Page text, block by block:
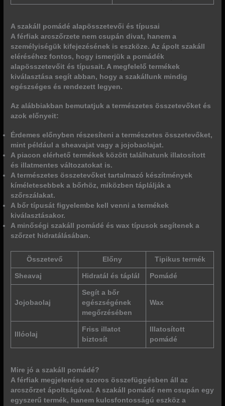
A szakáll pomádé alapösszetevői és típusai
A férfiak arcszőrzete nem csupán divat, hanem a
személyiségük kifejezésének is eszköze. Az ápolt szakáll
eléréséhez fontos, hogy ismerjük a pomádék
alapösszetevőit és típusait. A megfelelő termékek
kiválasztása segít abban, hogy a szakállunk mindig
egészséges és rendezett legyen.
Az alábbiakban bemutatjuk a természetes összetevőket és
azok előnyeit:
Érdemes előnyben részesíteni a természetes összetevőket,
mint például a sheavajat vagy a jojobaolajat.
A piacon elérhető termékek között találhatunk illatosított
és illatmentes változatokat is.
A természetes összetevőket tartalmazó készítmények
kíméletesebbek a bőrhöz, miközben táplálják a
szőrszálakat.
A bőr típusát figyelembe kell venni a termékek
kiválasztásakor.
A minőségi szakáll pomádé és wax típusok segítenek a
szőrzet hidratálásában.
Összetevő Előny Tipikus termék
Sheavaj Hidratál és táplál Pomádé
Jojobaolaj
Segít a bőr
egészségének
megőrzésében
Wax
Illóolaj
Friss illatot
biztosít
Illatosított
pomádé
Mire jó a szakáll pomádé?
A férfiak megjelenése szoros összefüggésben áll az
arcszőrzet ápoltságával. A szakáll pomádé nem csupán egy
egyszerű termék, hanem kulcsfontosságú eszköz a